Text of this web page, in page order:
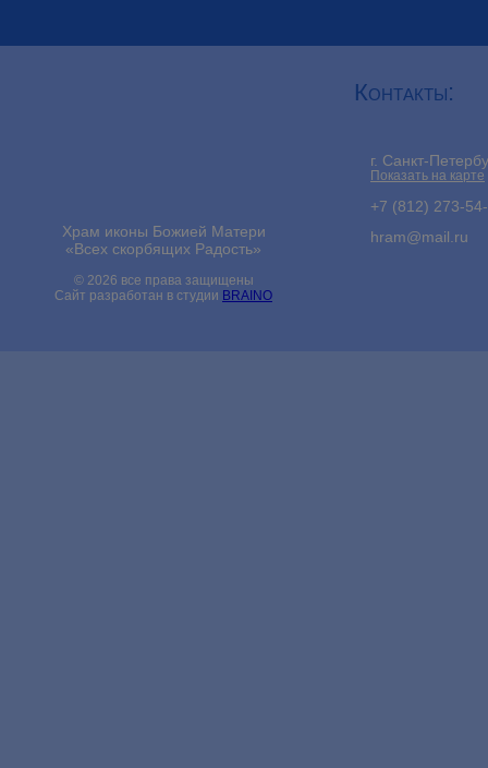
Храм иконы Божией Матери
«Всех скорбящих Радость»
© 2026 все права защищены
Сайт разработан в студии BRAINO
Контакты:
г. Санкт-
Показать на карте
+7 (812) 273-
hram@mail.ru